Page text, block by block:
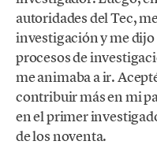
autoridades del Tec,
investigación y me
procesos de
me animaba a ir.
contribuir más en mi
en el primer
de los noventa.